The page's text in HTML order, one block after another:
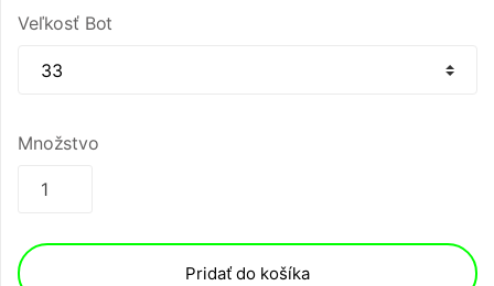
Veľkosť Bot
Množstvo
Pridať do košíka